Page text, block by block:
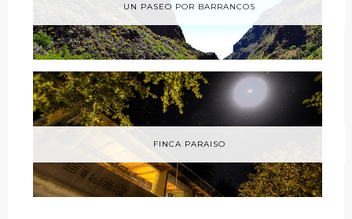
UN PASEO POR BARRANCOS
FINCA PARAISO